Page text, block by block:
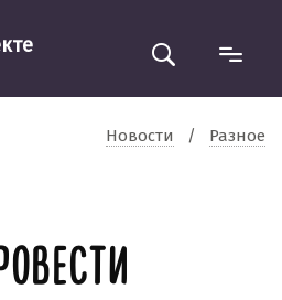
Новости / Разное